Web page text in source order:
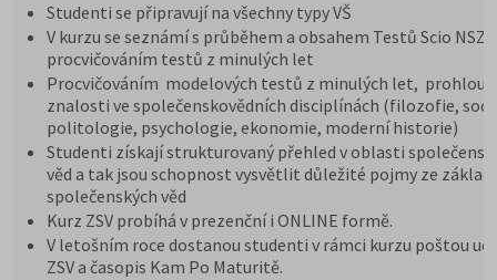
Studenti se připravují na všechny typy VŠ
V kurzu se seznámí s průběhem a obsahem Testů Scio NSZ
procvičováním testů z minulých let
Procvičováním modelových testů z minulých let,
znalosti ve společenskovědních disciplínách (filozofie,
politologie, psychologie, ekonomie, moderní historie)
Studenti získají strukturovaný přehled v oblasti
věd a tak jsou schopnost vysvětlit důležité pojmy ze
společenských věd
Kurz ZSV probíhá v prezenční i ONLINE formě.
V letošním roce dostanou studenti v rámci kurzu poštou
ZSV a časopis Kam Po Maturitě.